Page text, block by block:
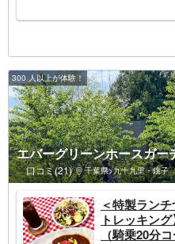
300 人以上が体験！
エバーグリーンホースガー
口コミ(21) 千葉県>九十九里・銚子
＜特製ラン
トレッキン
（騎乗20分